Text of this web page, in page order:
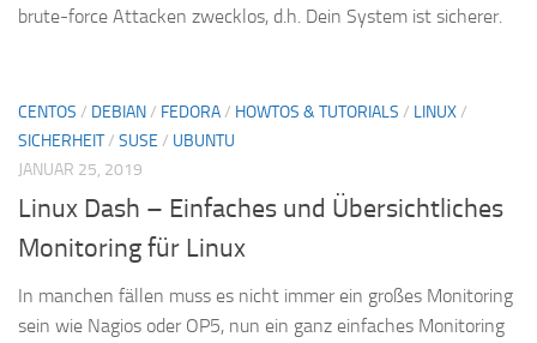
brute-force Attacken zwecklos, d.h. Dein System ist sicherer.
CENTOS / DEBIAN/ FEDORA/ HOWTOS & TUTORIALS / LINUX/
SICHERHEIT/ SUSE / UBUNTU
JANUAR 25, 2019
Linux Dash – Einfaches und Übersichtliches
Monitoring für Linux
In manchen fällen muss es nicht immer ein großes Monitoring
sein wie Nagios oder OP5, nun ein ganz einfaches Monitoring